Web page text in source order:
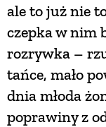
ale to już nie
czepka w nim
rozrywka –
tańce, mało
dnia młoda
poprawiny z